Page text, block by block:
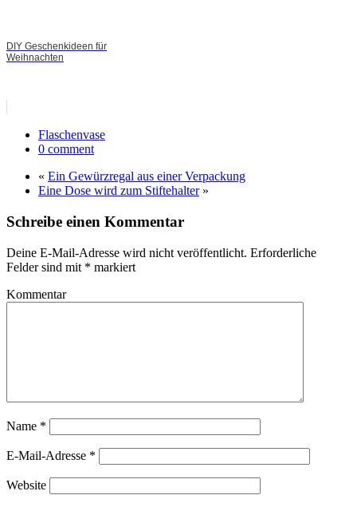
DIY Geschenkideen für
Weihnachten
Flaschenvase
0 comment
« Ein Gewürzregal aus einer Verpackung
Eine Dose wird zum Stiftehalter»
Schreibe einen Kommentar
Deine E-Mail-Adresse wird nicht veröffentlicht. Erforderliche
Felder sind mit * markiert
Kommentar
Name *
E-Mail-Adresse *
Website